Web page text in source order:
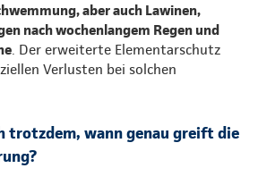
aber auch Lawinen,
nach wochenlangem Regen und
. Der erweiterte Elementarschutz
Verlusten bei solchen
trotzdem, wann genau greift die